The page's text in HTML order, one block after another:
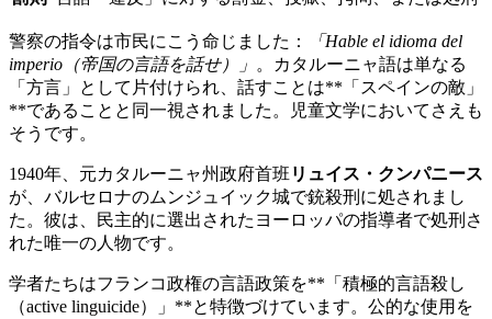
警察の指令は市民にこう命じました：
「Hable el idioma del
imperio（帝国の言語を話せ）」 。カタルーニャ語は単なる
「方言」として片付けられ、話すことは**「スペインの敵」
**であることと同一視されました。児童文学においてさえも
そうです。
1940年、元カタルーニャ州政府首班 リュイス・クンパニース
が、バルセロナのムンジュイック城で銃殺刑に処されまし
た。彼は、民主的に選出されたヨーロッパの指導者で処刑さ
れた唯一の人物です。
学者たちはフランコ政権の言語政策を**「積極的言語殺し
（active linguicide）」**と特徴づけています。公的な使用を